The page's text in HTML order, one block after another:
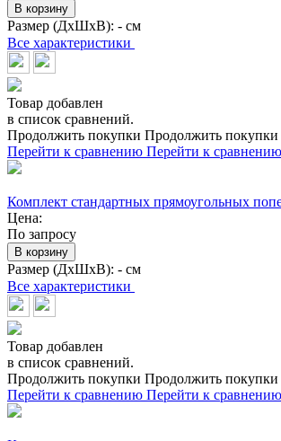
В корзину
Размер (ДхШхВ): - см
Все характеристики
Товар добавлен
в список сравнений.
Продолжить покупки Продолжить покупки
Перейти к сравнению Перейти к сравнению
Комплект стандартных прямоугольных
Цена:
По запросу
В корзину
Размер (ДхШхВ): - см
Все характеристики
Товар добавлен
в список сравнений.
Продолжить покупки Продолжить покупки
Перейти к сравнению Перейти к сравнению